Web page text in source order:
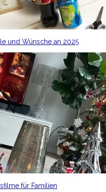
und Wünsche an 2025
für Familien